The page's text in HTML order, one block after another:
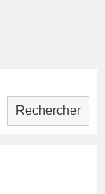
Rechercher